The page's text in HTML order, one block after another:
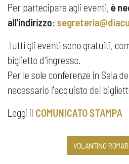
Per partecipare agli eventi, è
all'indirizzo:
Tutti gli eventi sono gratuiti,
biglietto d'ingresso.
Per le sole conferenze in Sala
necessario l'acquisto del
Leggi il COMUNICATO STAMPA
VOLANTINO